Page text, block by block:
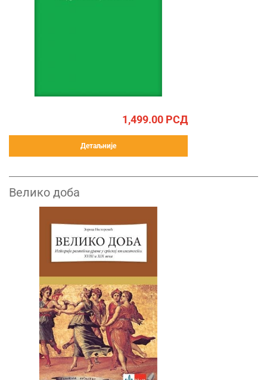
1,499.00 РСД
Детаљније
Велико доба